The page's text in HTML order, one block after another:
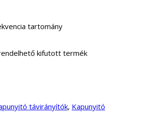
tartomány
kifutott termék
távirányítók, Kapunyitó